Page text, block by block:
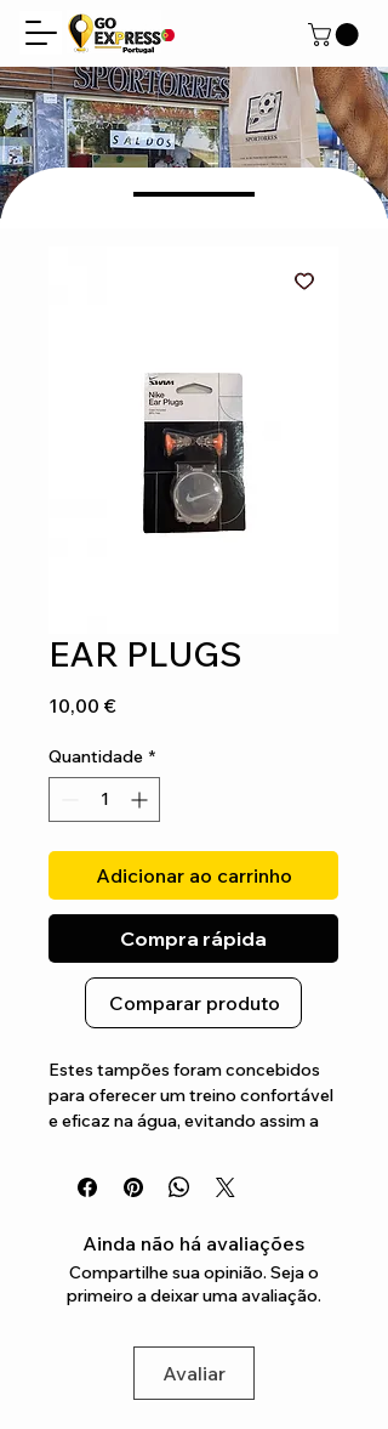
EAR PLUGS
10,00 €Preço
Quantidade *
Adicionar ao carrinho
Compra rápida
Comparar produto
Estes tampões foram concebidos
para oferecer um treino confortável
e eficaz na água, evitando assim a
Ainda não há avaliações
Compartilhe sua opinião. Seja o
primeiro a deixar uma avaliação.
Avaliar